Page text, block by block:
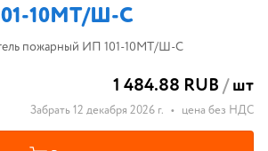
10МТ/Ш-C
пожарный ИП 101-10МТ/Ш-C
1 484.88 RUB/шт
Забрать 12 декабря 2026 г. • цена без НДС